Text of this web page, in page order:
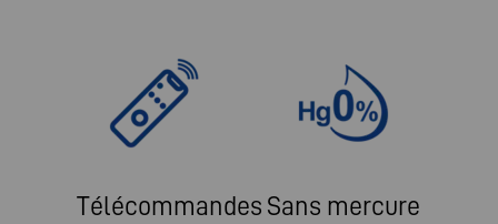
Télécommandes Sans mercure